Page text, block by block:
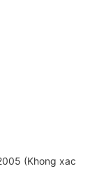
(Khong xac